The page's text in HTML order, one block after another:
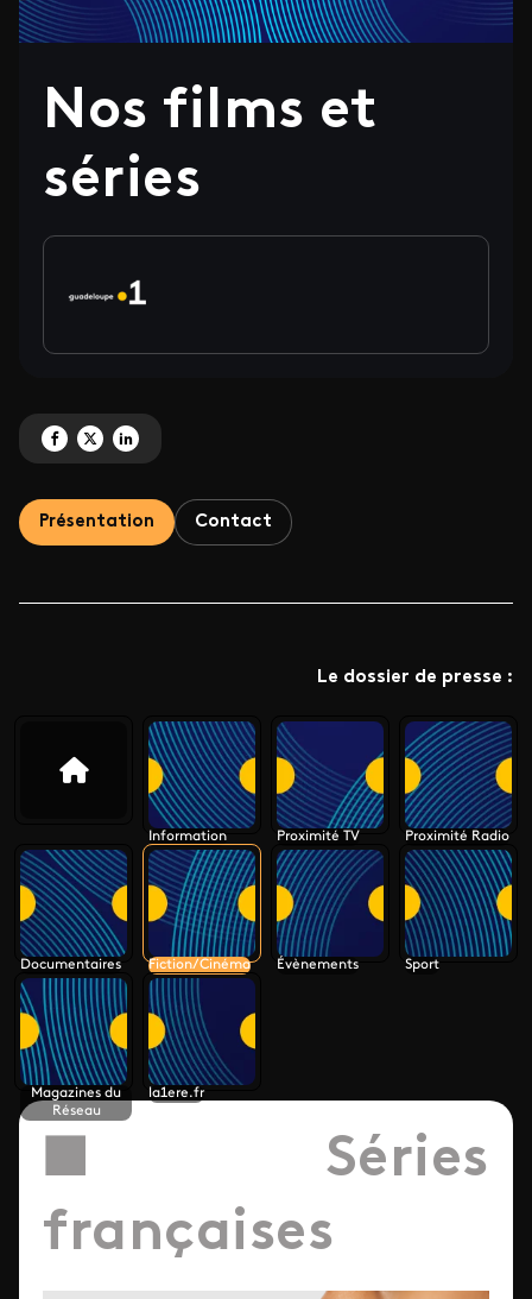
Nos films et
séries
Partagez 'Nos films et séries' sur Facebook
Partagez 'Nos films et séries' sur X
Partagez 'Nos films et séries' sur LinkedIn
Présentation Contact
Le dossier de presse :
Information Proximité TV Proximité Radio
Documentaires Fiction/Cinéma Évènements Sport
Magazines du
Réseau
la1ere.fr
■ Séries
françaises